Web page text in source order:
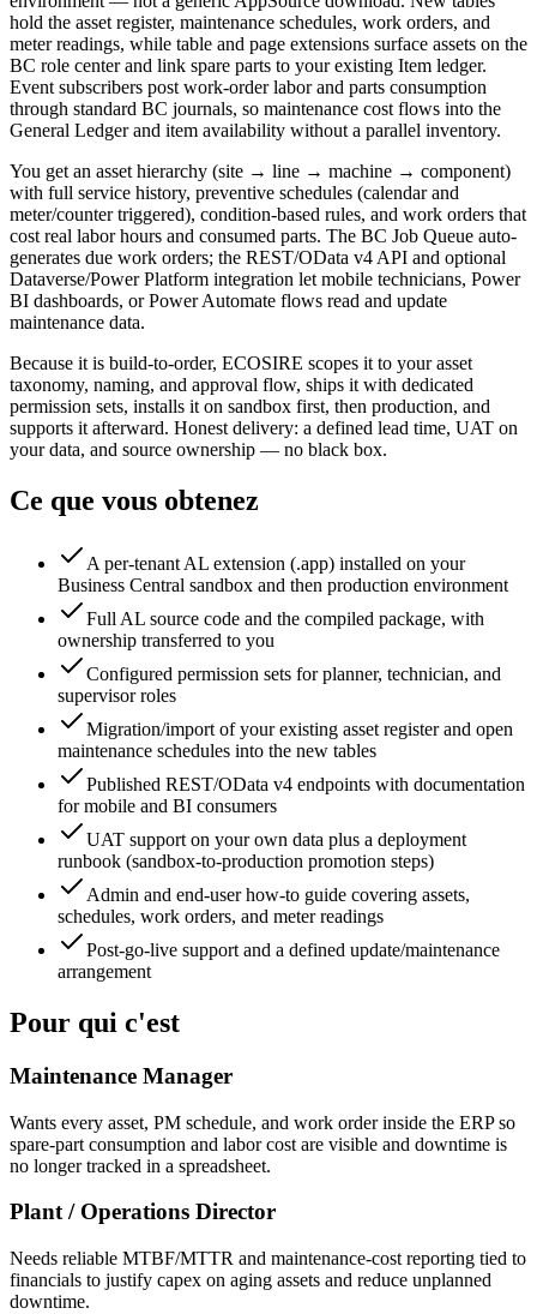
hold the asset register, maintenance schedules, work orders, and
meter readings, while table and page extensions surface assets on the
BC role center and link spare parts to your existing Item ledger.
Event subscribers post work-order labor and parts consumption
through standard BC journals, so maintenance cost flows into the
General Ledger and item availability without a parallel inventory.
You get an asset hierarchy (site → line → machine → component)
with full service history, preventive schedules (calendar and
meter/counter triggered), condition-based rules, and work orders that
cost real labor hours and consumed parts. The BC Job Queue auto-
generates due work orders; the REST/OData v4 API and optional
Dataverse/Power Platform integration let mobile technicians, Power
BI dashboards, or Power Automate flows read and update
maintenance data.
Because it is build-to-order, ECOSIRE scopes it to your asset
taxonomy, naming, and approval flow, ships it with dedicated
permission sets, installs it on sandbox first, then production, and
supports it afterward. Honest delivery: a defined lead time, UAT on
your data, and source ownership — no black box.
Ce que vous obtenez
A per-tenant AL extension (.app) installed on your
Business Central sandbox and then production environment
Full AL source code and the compiled package, with
ownership transferred to you
Configured permission sets for planner, technician, and
supervisor roles
Migration/import of your existing asset register and open
maintenance schedules into the new tables
Published REST/OData v4 endpoints with documentation
for mobile and BI consumers
UAT support on your own data plus a deployment
runbook (sandbox-to-production promotion steps)
Admin and end-user how-to guide covering assets,
schedules, work orders, and meter readings
Post-go-live support and a defined update/maintenance
arrangement
Pour qui c'est
Maintenance Manager
Wants every asset, PM schedule, and work order inside the ERP so
spare-part consumption and labor cost are visible and downtime is
no longer tracked in a spreadsheet.
Plant / Operations Director
Needs reliable MTBF/MTTR and maintenance-cost reporting tied to
financials to justify capex on aging assets and reduce unplanned
downtime.